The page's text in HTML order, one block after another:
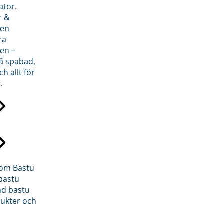
&
–
spabad,
allt för
Bastu
bastu
och